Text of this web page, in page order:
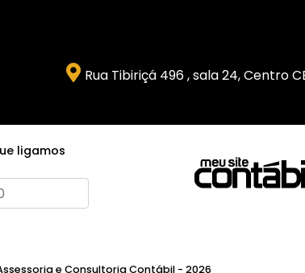
Rua Tibiriçá 496 , sala 24, Centro
ligamos
e Consultoria Contábil - 2026